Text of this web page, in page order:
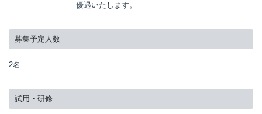
優遇いたします。
募集予定人数
2名
試用・研修